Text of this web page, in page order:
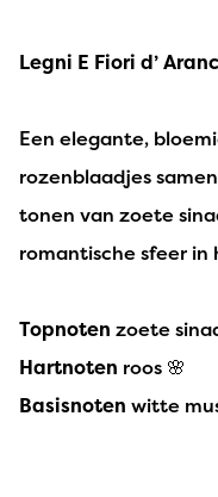
Legni E Fiori d’
Een elegante,
rozenblaadjes
tonen van zoete
romantische sfeer in
Topnoten zoete
Hartnoten roos 🌸
Basisnoten witte